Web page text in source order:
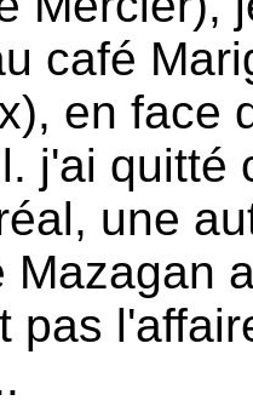
café
en face
j'ai quitté
une
Mazagan
pas